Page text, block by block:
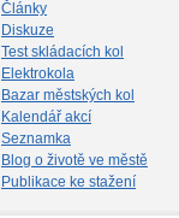
Články
Diskuze
Test skládacích kol
Elektrokola
Bazar městských kol
Kalendář akcí
Seznamka
Blog o životě ve městě
Publikace ke stažení